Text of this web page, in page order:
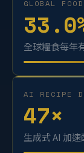
GLOBAL
33.0
全球糧食每年
AI RECIPE
47×
生成式 AI 加